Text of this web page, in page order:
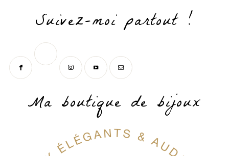
Suivez-moi partout !
Ma boutique de bijoux